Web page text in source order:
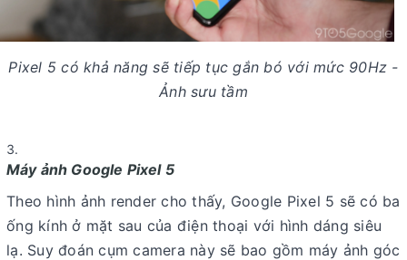
Pixel 5 có khả năng sẽ tiếp tục gắn bó với mức 90Hz -
Ảnh sưu tầm
Máy ảnh Google Pixel 5
Theo hình ảnh render cho thấy, Google Pixel 5 sẽ có ba
ống kính ở mặt sau của điện thoại với hình dáng siêu
lạ. Suy đoán cụm camera này sẽ bao gồm máy ảnh góc